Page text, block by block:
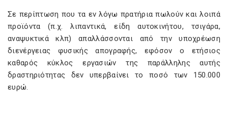
Σε περίπτωση που τα εν λόγω πρατήρια πωλούν και λοιπά
προϊόντα (π.χ. λιπαντικά, είδη αυτοκινήτου, τσιγάρα,
αναψυκτικά κλπ) απαλλάσσονται από την υποχρέωση
διενέργειας φυσικής απογραφής, εφόσον ο ετήσιος
καθαρός κύκλος εργασιών της παράλληλης αυτής
δραστηριότητας δεν υπερβαίνει το ποσό των 150.000
ευρώ.